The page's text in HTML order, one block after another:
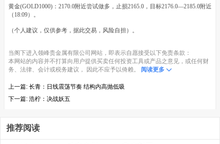
黄金(GOLD1000)：2170.0附近尝试做多，止损2165.0，目标2176.0—2185.0附近
（18:09）。
（个人建议，仅供参考，据此交易，风险自担）。
当阁下进入领峰贵金属有限公司网站，即表示自愿接受以下免责条款：
本网站的内容并不打算向用户提供买卖任何投资工具或产品之意见，或任何财
务、法律、会计或税务建议， 因此不应予以倚赖。
阅读更多
上一篇: 长青：日线震荡节奏 结构内高抛低吸
下一篇: 浩柠：决战妖五
推荐阅读